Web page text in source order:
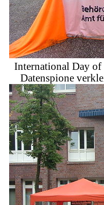
International Day of
Datenspione